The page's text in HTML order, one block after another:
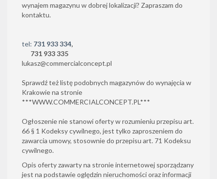
wynajem magazynu w dobrej lokalizacji? Zapraszam do
kontaktu.
tel: 731 933 334,
731 933 335
lukasz@commercialconcept.pl
Sprawdź też listę podobnych magazynów do wynajęcia w
Krakowie na stronie
***WWW.COMMERCIALCONCEPT.PL***
Ogłoszenie nie stanowi oferty w rozumieniu przepisu art.
66 § 1 Kodeksy cywilnego, jest tylko zaproszeniem do
zawarcia umowy, stosownie do przepisu art. 71 Kodeksu
cywilnego.
Opis oferty zawarty na stronie internetowej sporządzany
jest na podstawie oględzin nieruchomości oraz informacji